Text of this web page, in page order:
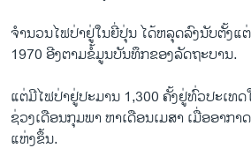
ຈຳນວນໄຟປ່າຢູ່ໃນຍີ່ປຸ່ນ ໄດ້ຫລຸດລົງນັບຕັ້ງແ
1970 ອີງຕາມຂໍ້ມູນບັນທຶກຂອງລັດຖະບານ.
ແຕ່ມີໄຟປ່າຢູ່ປະມານ 1,300 ຄັ້ງຢູ່ທົ່ວປະເທ
ຊ່ວງເດືອນກຸມພາ ຫາເດືອນເມສາ ເມື່ອອາກ
ແຫ່ງຂຶ້ນ.